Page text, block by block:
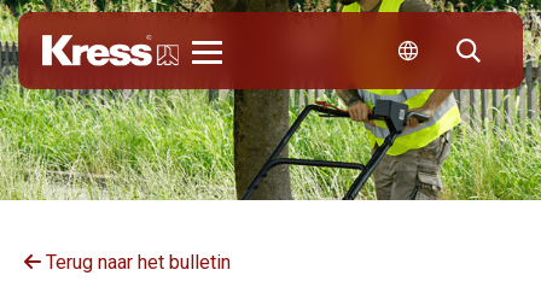
Terug naar het bulletin